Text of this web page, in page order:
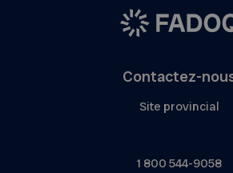
Contactez-
Site provincial
1 800 544-9058